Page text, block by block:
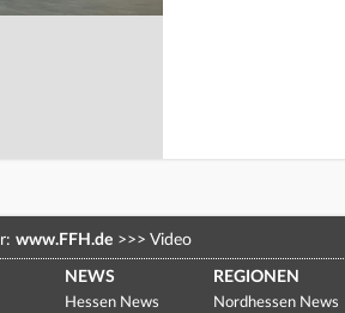
www.FFH.de >>> Video
NEWS
Hessen News
REGIONEN
Nordhessen News